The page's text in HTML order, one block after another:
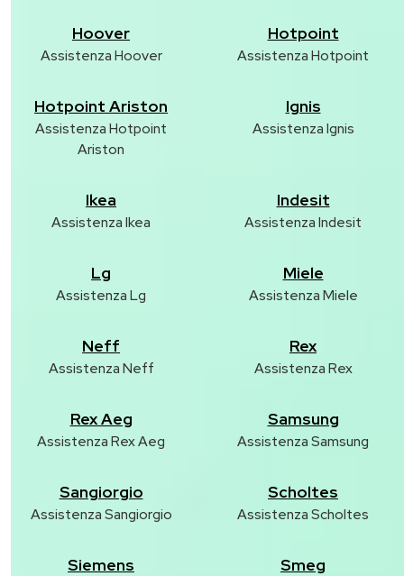
Hoover
Assistenza Hoover
Hotpoint
Assistenza Hotpoint
Hotpoint Ariston
Assistenza Hotpoint
Ariston
Ignis
Assistenza Ignis
Ikea
Assistenza Ikea
Indesit
Assistenza Indesit
Lg
Assistenza Lg
Miele
Assistenza Miele
Neff
Assistenza Neff
Rex
Assistenza Rex
Rex Aeg
Assistenza Rex Aeg
Samsung
Assistenza Samsung
Sangiorgio
Assistenza Sangiorgio
Scholtes
Assistenza Scholtes
Siemens Smeg